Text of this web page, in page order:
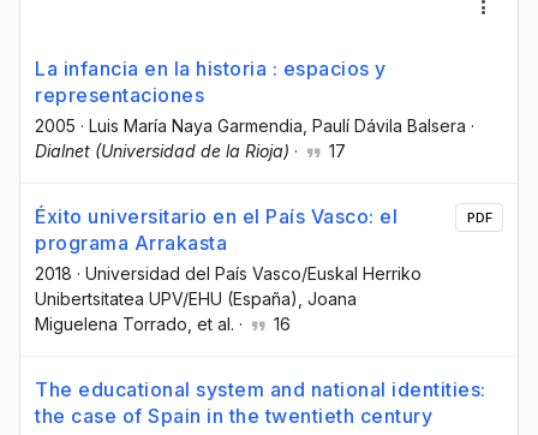
La infancia en la historia : espacios y
representaciones
2005 · Luis María Naya Garmendia , Paulí Dávila Balsera ·
Dialnet (Universidad de la Rioja) · 17
Éxito universitario en el País Vasco: el
programa Arrakasta
2018 · Universidad del País Vasco/Euskal Herriko
Unibertsitatea UPV/EHU (España) , Joana
Miguelena Torrado , et al. · 16
PDF
The educational system and national identities:
the case of Spain in the twentieth century